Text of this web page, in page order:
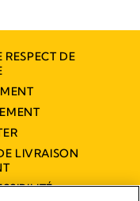
DE
LIVRAISON